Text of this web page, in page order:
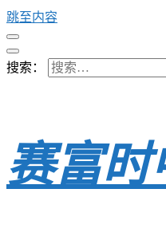
跳至内容
搜索：
赛富时